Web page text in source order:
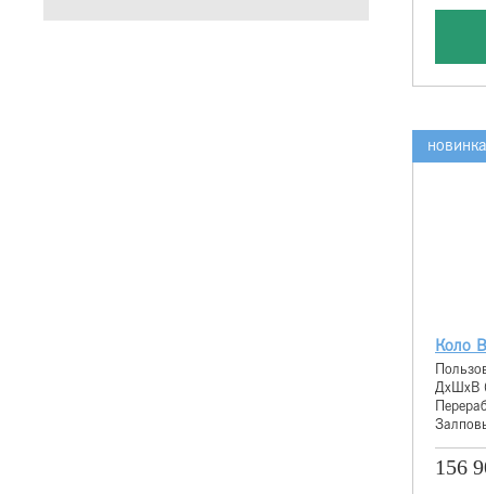
новинка
Коло
ДхШхВ
156